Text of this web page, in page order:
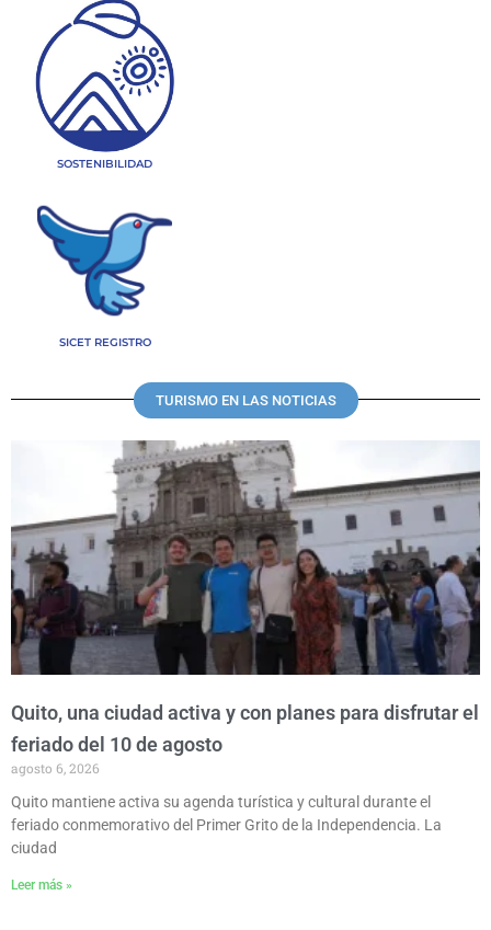
SOSTENIBILIDAD
SICET REGISTRO
TURISMO EN LAS NOTICIAS
Quito, una ciudad activa y con planes para disfrutar el
feriado del 10 de agosto
agosto 6, 2026
Quito mantiene activa su agenda turística y cultural durante el
feriado conmemorativo del Primer Grito de la Independencia. La
ciudad
Leer más »
P
a
g
e
P
a
e
P
a
g
e
P
a
g
e
P
a
g
e